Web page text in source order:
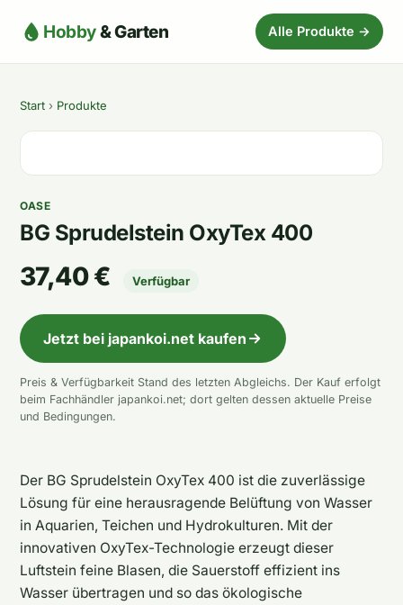
Hobby& Garten Alle Produkte →
Start › Produkte
OASE
BG Sprudelstein OxyTex 400
37,40 € Verfügbar
Jetzt bei japankoi.net kaufen
Preis & Verfügbarkeit Stand des letzten Abgleichs. Der Kauf erfolgt
beim Fachhändler japankoi.net; dort gelten dessen aktuelle Preise
und Bedingungen.
Der BG Sprudelstein OxyTex 400 ist die zuverlässige
Lösung für eine herausragende Belüftung von Wasser
in Aquarien, Teichen und Hydrokulturen. Mit der
innovativen OxyTex-Technologie erzeugt dieser
Luftstein feine Blasen, die Sauerstoff effizient ins
Wasser übertragen und so das ökologische